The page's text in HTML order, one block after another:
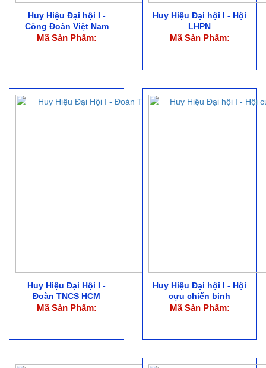
Huy Hiệu Đại hội I -
Công Đoàn Việt Nam
Mã Sản Phẩm:
Huy Hiệu Đại hội I - Hội
LHPN
Mã Sản Phẩm:
Huy Hiệu Đại Hội I -
Đoàn TNCS HCM
Mã Sản Phẩm:
Huy Hiệu Đại hội I - Hội
cựu chiến binh
Mã Sản Phẩm: